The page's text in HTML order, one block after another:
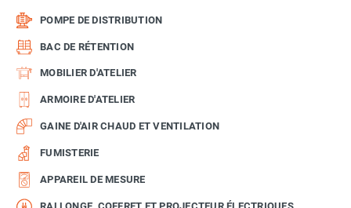
POMPE DE DISTRIBUTION
BAC DE RÉTENTION
MOBILIER D'ATELIER
ARMOIRE D'ATELIER
GAINE D'AIR CHAUD ET VENTILATION
FUMISTERIE
APPAREIL DE MESURE